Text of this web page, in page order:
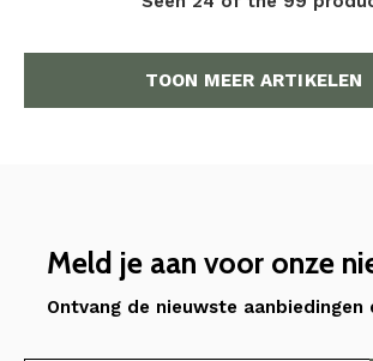
TOON MEER ARTIKELEN
Meld je aan voor onze
Ontvang de nieuwste